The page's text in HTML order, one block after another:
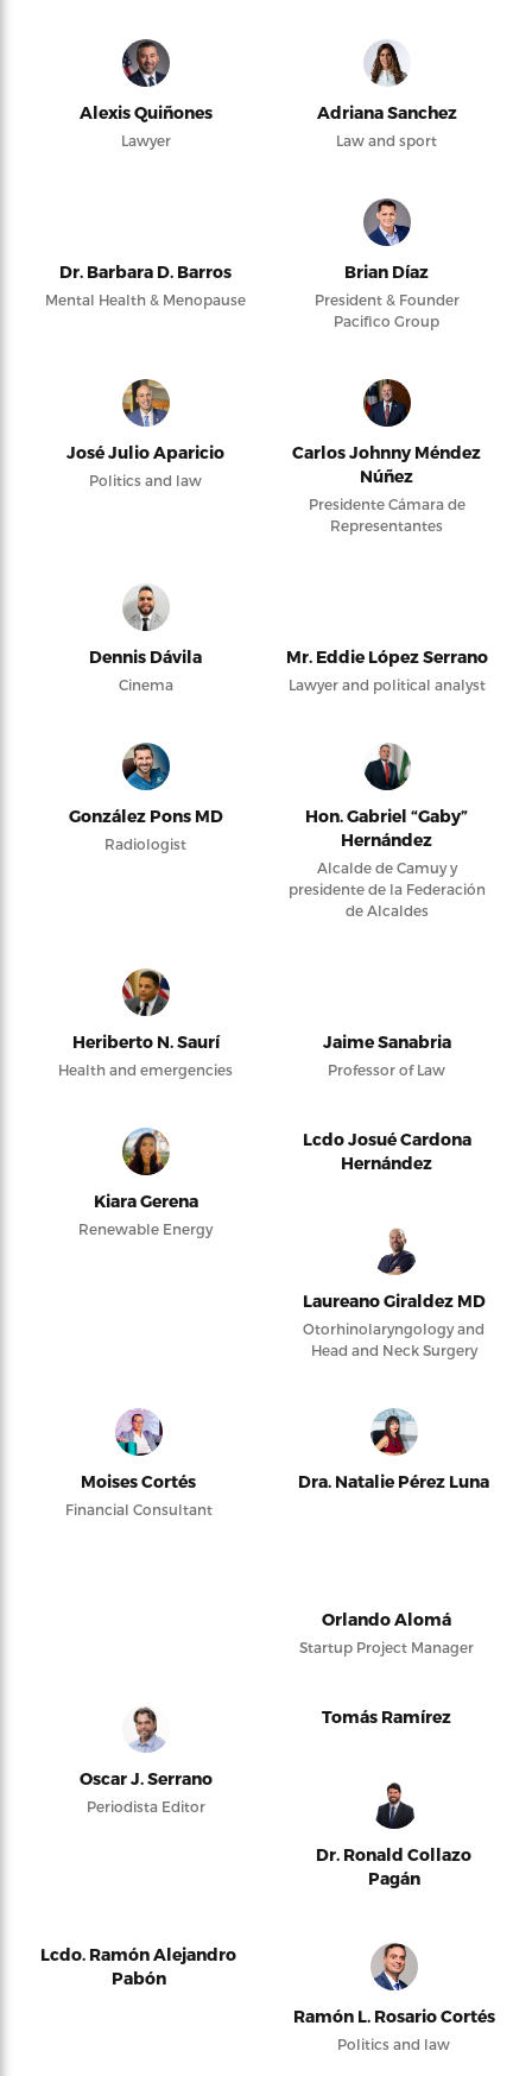
Alexis Quiñones
Lawyer
Adriana Sanchez
Law and sport
Dr. Barbara D. Barros
Mental Health & Menopause
Brian Díaz
President & Founder
Pacifico Group
José Julio Aparicio
Politics and law
Carlos Johnny Méndez
Núñez
Presidente Cámara de
Representantes
Dennis Dávila
Cinema
Mr. Eddie López Serrano
Lawyer and political analyst
González Pons MD
Radiologist
Hon. Gabriel “Gaby”
Hernández
Alcalde de Camuy y
presidente de la Federación
de Alcaldes
Heriberto N. Saurí
Health and emergencies
Jaime Sanabria
Professor of Law
Kiara Gerena
Renewable Energy
Lcdo Josué Cardona
Hernández
Laureano Giraldez MD
Otorhinolaryngology and
Head and Neck Surgery
Moises Cortés
Financial Consultant
Dra. Natalie Pérez Luna
Orlando Alomá
Startup Project Manager
Oscar J. Serrano
Periodista Editor
Tomás Ramírez
Dr. Ronald Collazo
Pagán
Lcdo. Ramón Alejandro
Pabón
Ramón L. Rosario Cortés
Politics and law